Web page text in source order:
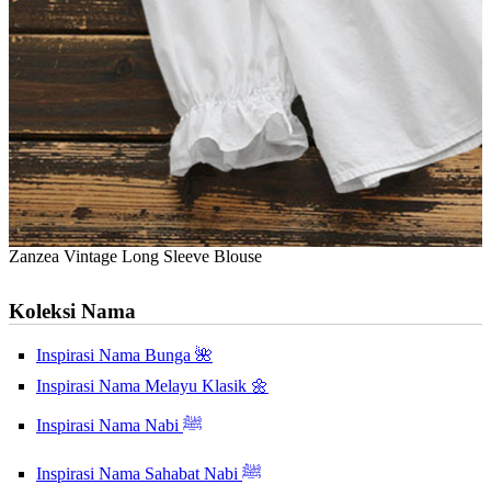
Zanzea Vintage Long Sleeve Blouse
Koleksi Nama
Inspirasi Nama Bunga 🌺
Inspirasi Nama Melayu Klasik 🌼
Inspirasi Nama Nabi ﷺ
Inspirasi Nama Sahabat Nabi ﷺ